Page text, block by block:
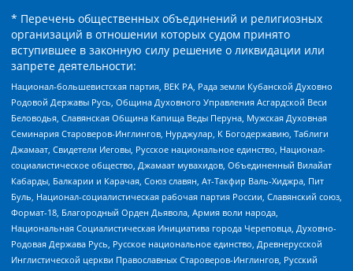
* Перечень общественных объединений и религиозных
организаций в отношении которых судом принято
вступившее в законную силу решение о ликвидации или
запрете деятельности:
Национал-большевистская партия, ВЕК РА, Рада земли Кубанской Духовно
Родовой Державы Русь, Община Духовного Управления Асгардской Веси
Беловодья, Славянская Община Капища Веды Перуна, Мужская Духовная
Семинария Староверов-Инглингов, Нурджулар, К Богодержавию, Таблиги
Джамаат, Свидетели Иеговы, Русское национальное единство, Национал-
социалистическое общество, Джамаат мувахидов, Объединенный Вилайат
Кабарды, Балкарии и Карачая, Союз славян, Ат-Такфир Валь-Хиджра, Пит
Буль, Национал-социалистическая рабочая партия России, Славянский союз,
Формат-18, Благородный Орден Дьявола, Армия воли народа,
Национальная Социалистическая Инициатива города Череповца, Духовно-
Родовая Держава Русь, Русское национальное единство, Древнерусской
Инглистической церкви Православных Староверов-Инглингов, Русский